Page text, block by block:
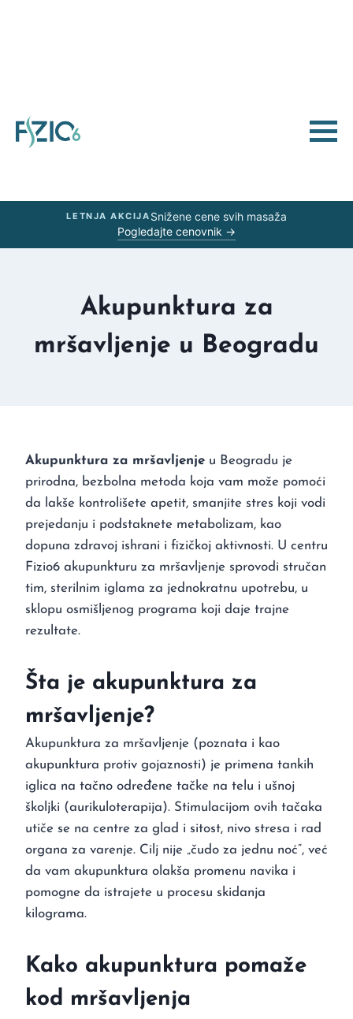
LETNJA AKCIJA Snižene cene svih masaža
Pogledajte cenovnik →
Akupunktura za
mršavljenje u Beogradu
Akupunktura za mršavljenje u Beogradu je
prirodna, bezbolna metoda koja vam može pomoći
da lakše kontrolišete apetit, smanjite stres koji vodi
prejedanju i podstaknete metabolizam, kao
dopuna zdravoj ishrani i fizičkoj aktivnosti. U centru
Fizio6 akupunkturu za mršavljenje sprovodi stručan
tim, sterilnim iglama za jednokratnu upotrebu, u
sklopu osmišljenog programa koji daje trajne
rezultate.
Šta je akupunktura za
mršavljenje?
Akupunktura za mršavljenje (poznata i kao
akupunktura protiv gojaznosti) je primena tankih
iglica na tačno određene tačke na telu i ušnoj
školjki (aurikuloterapija). Stimulacijom ovih tačaka
utiče se na centre za glad i sitost, nivo stresa i rad
organa za varenje. Cilj nije „čudo za jednu noć”, već
da vam akupunktura olakša promenu navika i
pomogne da istrajete u procesu skidanja
kilograma.
Kako akupunktura pomaže
kod mršavljenja